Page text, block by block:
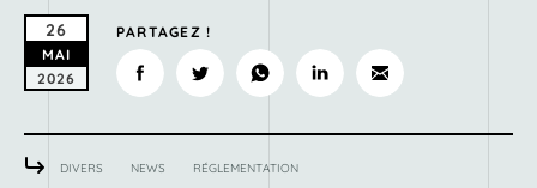
26
MAI
2026
PARTAGEZ !
DIVERS NEWS RÉGLEMENTATION